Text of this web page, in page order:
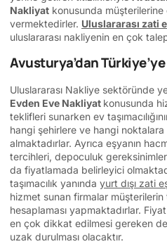
Nakliyat konusunda müşterilerine
vermektedirler. Uluslararası zati
uluslararası nakliyenin en çok
Avusturya’dan Türkiye’ye
Uluslararası Nakliye sektöründe
Evden Eve Nakliyat konusunda
teklifleri sunarken ev
hangi şehirlere ve hangi noktalara
almaktadırlar. Ayrıca eşyanın
tercihleri, depoculuk
da fiyatlamada belirleyici
taşımacılık yanında yurt dışı zati
hizmet sunan firmalar
hesaplaması yapmaktadırlar.
en çok dikkat edilmesi gereken
uzak durulması olacaktır.